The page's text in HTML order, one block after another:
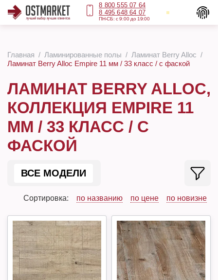
8 800 555 07 64
8 495 648 64 07
ПН-СБ: с 9:00 до 19:00
Главная Ламинированные полы
Ламинат Berry Alloc
Ламинат Berry Alloc Empire 11 мм / 33 класс / с фаской
ЛАМИНАТ BERRY ALLOC,
КОЛЛЕКЦИЯ EMPIRE 11
ММ / 33 КЛАСС / С
ФАСКОЙ
ВСЕ МОДЕЛИ
Сортировка: по названию по цене по новизне